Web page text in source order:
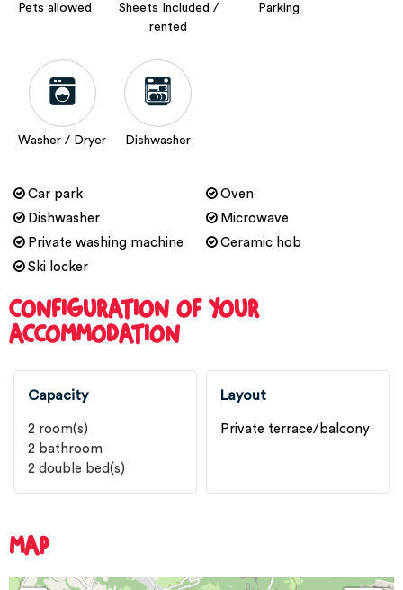
Pets allowed
Sheets Included /
rented
Parking
Washer / Dryer Dishwasher
Car park
Oven
Dishwasher
Microwave
Private washing machine
Ceramic hob
Ski locker
CONFIGURATION OF YOUR
ACCOMMODATION
Capacity
2 room(s)
2 bathroom
2 double bed(s)
Layout
Private terrace/balcony
MAP